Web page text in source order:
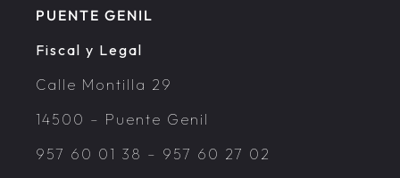
PUENTE GENIL
Fiscal y Legal
Calle Montilla 29
14500 – Puente Genil
957 60 01 38 – 957 60 27 02